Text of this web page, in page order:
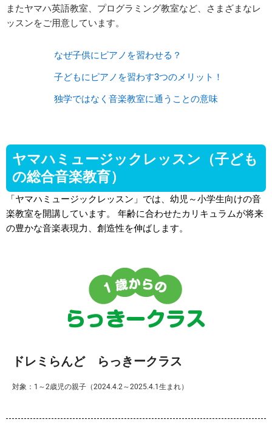
またヤマハ英語教室、プログラミング教室など、さまざまなレ
ッスンをご用意しています。
なぜ子供にピアノを習わせる？
子どもにピアノを習わす3つのメリット！
独学ではなく音楽教室に通うことの意味
ヤマハミュージックレッスン（子ども
の総合音楽教育）
「ヤマハミュージックレッスン」では、幼児～小学生向けの音
楽教室を開講しています。 年齢に合わせたカリキュラムが将来
の豊かな音楽表現力、創造性を伸ばします。
ドレミらんど らっきークラス
対象：1～2歳児の親子（2024.4.2～2025.4.1生まれ）